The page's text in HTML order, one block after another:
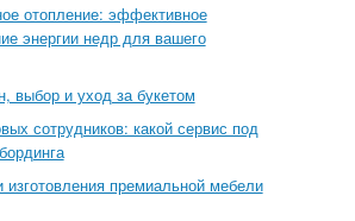
отопление: эффективное
энергии недр для вашего
выбор и уход за букетом
сотрудников: какой сервис под
изготовления премиальной мебели